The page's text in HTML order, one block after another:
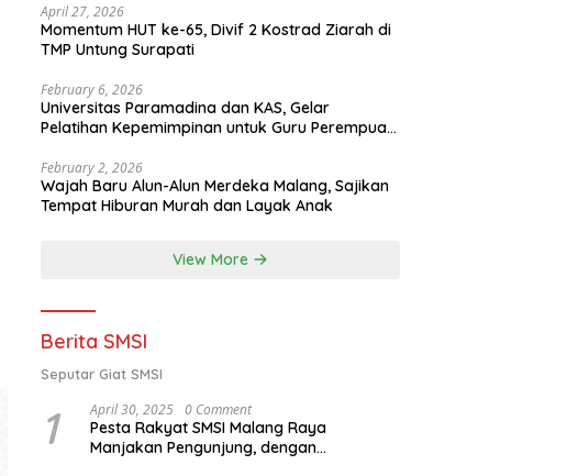
April 27, 2026
Momentum HUT ke-65, Divif 2 Kostrad Ziarah di
TMP Untung Surapati
February 6, 2026
Universitas Paramadina dan KAS, Gelar
Pelatihan Kepemimpinan untuk Guru Perempuan
February 2, 2026
Wajah Baru Alun-Alun Merdeka Malang, Sajikan
Tempat Hiburan Murah dan Layak Anak
View More
Berita SMSI
Seputar Giat SMSI
1 April 30, 2025 0 Comment
Pesta Rakyat SMSI Malang Raya
Manjakan Pengunjung, dengan